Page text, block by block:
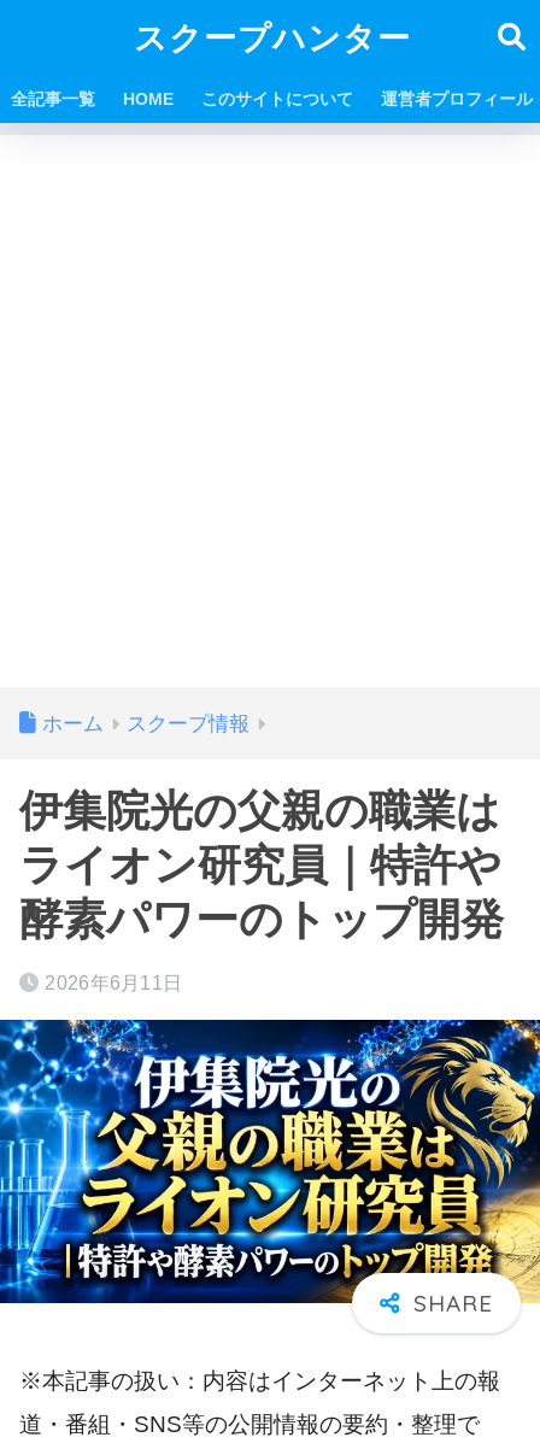
スクープハンター
全記事一覧 HOME このサイトについて 運営者プロフィール
ホーム スクープ情報
伊集院光の父親の職業は
ライオン研究員｜特許や
酵素パワーのトップ開発
2026年6月11日
※本記事の扱い：内容はインターネット上の報
道・番組・SNS等の公開情報の要約・整理で